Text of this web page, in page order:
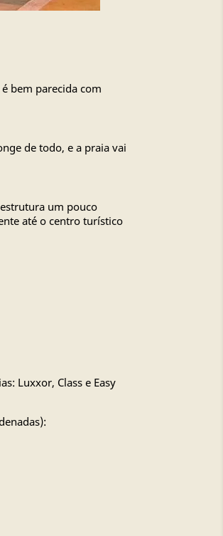
bem parecida com
de todo, e a praia vai
um pouco
até o centro turístico
Luxxor, Class e Easy